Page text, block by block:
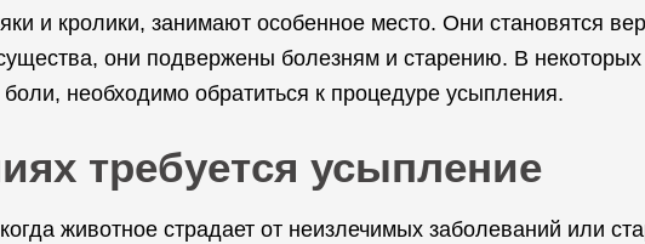
и кролики, занимают особенное место. Они становятся
они подвержены болезням и старению. В
необходимо обратиться к процедуре усыпления.
требуется усыпление
животное страдает от неизлечимых заболеваний или